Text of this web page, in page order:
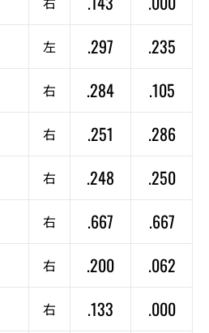
左 .297 .235
右 .284 .105
右 .251 .286
右 .248 .250
右 .667 .667
右 .200 .062
右 .133 .000